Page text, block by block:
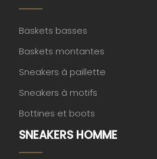
Baskets basses
Baskets montantes
Sneakers à paillette
Sneakers à motifs
Bottines et boots
SNEAKERS HOMME